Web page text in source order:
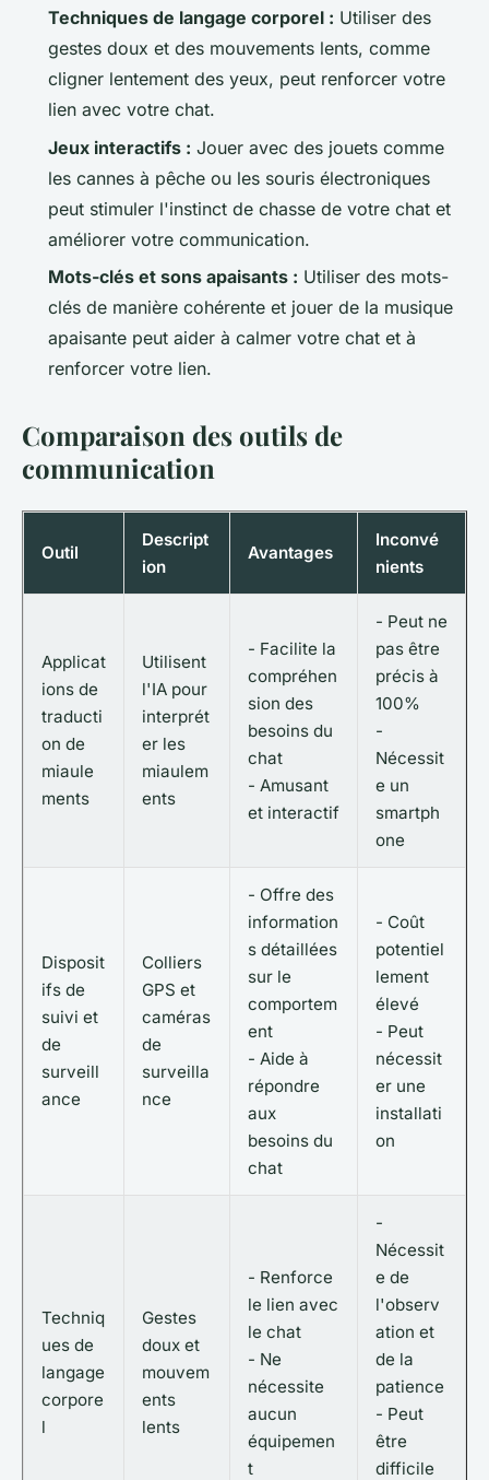
Techniques de langage corporel : Utiliser des
gestes doux et des mouvements lents, comme
cligner lentement des yeux, peut renforcer votre
lien avec votre chat.
Jeux interactifs : Jouer avec des jouets comme
les cannes à pêche ou les souris électroniques
peut stimuler l'instinct de chasse de votre chat et
améliorer votre communication.
Mots-clés et sons apaisants : Utiliser des mots-
clés de manière cohérente et jouer de la musique
apaisante peut aider à calmer votre chat et à
renforcer votre lien.
Comparaison des outils de
communication
Outil
Descript
ion
Avantages
Inconvé
nients
Applicat
ions de
traducti
on de
miaule
ments
Utilisent
l'IA pour
interprét
er les
miaulem
ents
- Facilite la
compréhen
sion des
besoins du
chat
- Amusant
et interactif
- Peut ne
pas être
précis à
100%
-
Nécessit
e un
smartph
one
Disposit
ifs de
suivi et
de
surveill
ance
Colliers
GPS et
caméras
de
surveilla
nce
- Offre des
information
s détaillées
sur le
comportem
ent
- Aide à
répondre
aux
besoins du
chat
- Coût
potentiel
lement
élevé
- Peut
nécessit
er une
installati
on
Techniq
ues de
langage
corpore
l
Gestes
doux et
mouvem
ents
lents
- Renforce
le lien avec
le chat
- Ne
nécessite
aucun
équipemen
t
-
Nécessit
e de
l'observ
ation et
de la
patience
- Peut
être
difficile